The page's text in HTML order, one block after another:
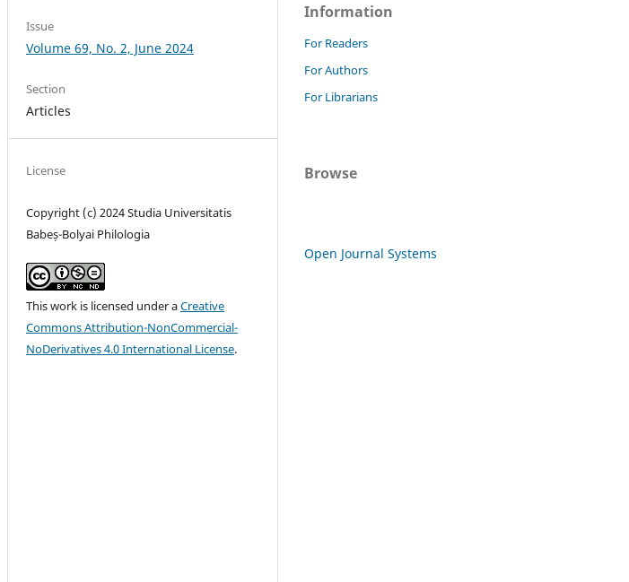
Issue
Volume 69, No. 2, June 2024
Section
Articles
License
Copyright (c) 2024 Studia Universitatis
Babeș-Bolyai Philologia
This work is licensed under aCreative
Commons Attribution-NonCommercial-
NoDerivatives 4.0 International License.
Information
For Readers
For Authors
For Librarians
Browse
Open Journal Systems